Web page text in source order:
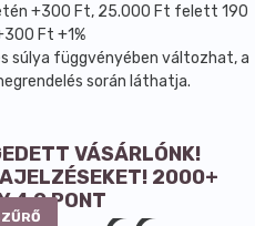
+300 Ft, 25.000 Ft felett 190
Ft +1%
súlya függvényében változhat, a
során láthatja.
VÁSÁRLÓNK!
2000+
4,9 PONT